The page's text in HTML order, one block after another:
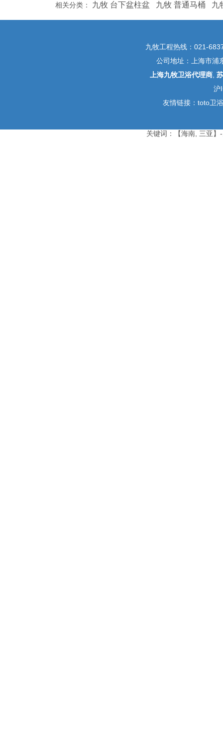
相关分类： 九牧 台下盆柱盆 九牧 普通马桶 九
九牧工程热线：021-
公司地址：上海市浦
上海九牧卫浴代理商
沪
友情链接： toto卫
关键词：【海南, 三亚